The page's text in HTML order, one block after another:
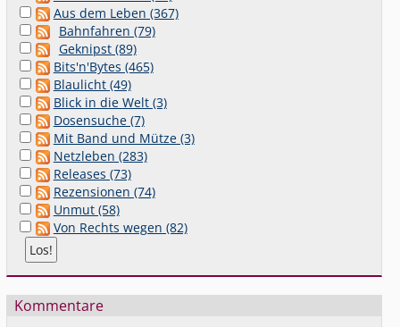
Aus dem Leben (367)
Bahnfahren (79)
Geknipst (89)
Bits'n'Bytes (465)
Blaulicht (49)
Blick in die Welt (3)
Dosensuche (7)
Mit Band und Mütze (3)
Netzleben (283)
Releases (73)
Rezensionen (74)
Unmut (58)
Von Rechts wegen (82)
Kommentare